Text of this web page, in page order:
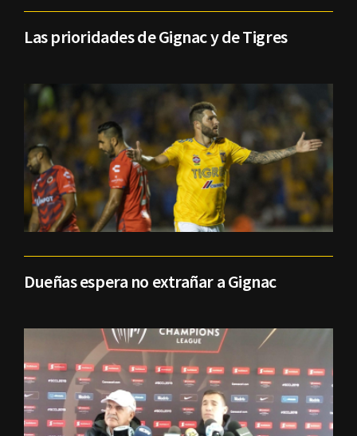
Las prioridades de Gignac y de Tigres
Dueñas espera no extrañar a Gignac